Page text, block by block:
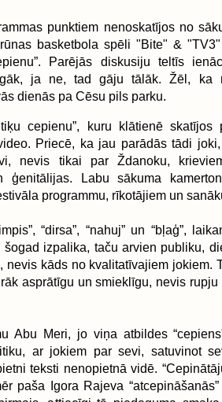
punktiem nenoskatījos no
basketbola spēli "Bite" &
Parējās
diskusiju teltīs
ja ne, tad gāju tālāk. Žēl, ka
dienās pa Cēsu pils parku.
cepienu”, kuru klātienē skatījos
Priecē, ka jau parādās tādi
nevis tikai par Ždanoku,
ģenitālijas. Labu sākuma
programmu, rīkotājiem un
“dirsa”, “nahuj” un “bļaģ”,
izpalika, taču arvien publiku,
nevis kāds no kvalitatīvajiem jokiem.
asprātīgu un smieklīgu, nevis
Abu Meri, jo viņa atbildes
ar jokiem par sevi, satuvinot
teksti nenopietnā vidē.
paša Igora Rajeva